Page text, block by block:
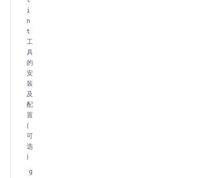
i
n
t
工
具
的
安
装
及
配
置
(
可
选
)
g